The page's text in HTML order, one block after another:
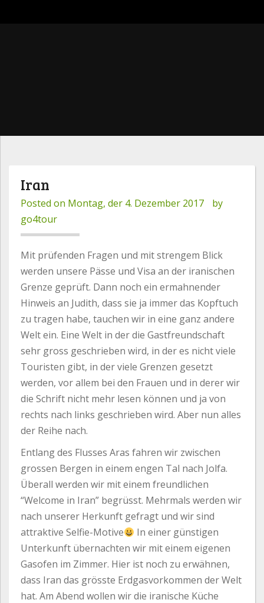
Iran
Posted on Montag, der 4. Dezember 2017
by
go4tour
Mit prüfenden Fragen und mit strengem Blick
werden unsere Pässe und Visa an der iranischen
Grenze geprüft. Dann noch ein ermahnender
Hinweis an Judith, dass sie ja immer das Kopftuch
zu tragen habe, tauchen wir in eine ganz andere
Welt ein. Eine Welt in der die Gastfreundschaft
sehr gross geschrieben wird, in der es nicht viele
Touristen gibt, in der viele Grenzen gesetzt
werden, vor allem bei den Frauen und in derer wir
die Schrift nicht mehr lesen können und ja von
rechts nach links geschrieben wird. Aber nun alles
der Reihe nach.
Entlang des Flusses Aras fahren wir zwischen
grossen Bergen in einem engen Tal nach Jolfa.
Überall werden wir mit einem freundlichen
“Welcome in Iran” begrüsst. Mehrmals werden wir
nach unserer Herkunft gefragt und wir sind
attraktive Selfie-Motive
In einer günstigen
Unterkunft übernachten wir mit einem eigenen
Gasofen im Zimmer. Hier ist noch zu erwähnen,
dass Iran das grösste Erdgasvorkommen der Welt
hat. Am Abend wollen wir die iranische Küche